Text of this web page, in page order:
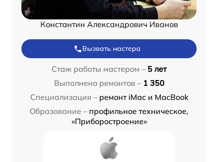
Константин Александрович Иванов
Вызвать мастера
Стаж работы мастером – 5 лет
Выполнено ремонтов – 1 350
Специализация – ремонт iMac и MacBook
Образование – профильное техническое,
«Приборостроение»